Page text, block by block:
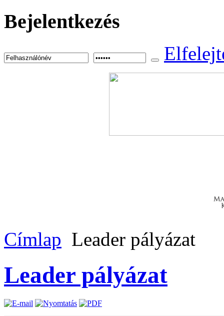
Bejelentkezés
Címlap Leader pályázat
Leader pályázat